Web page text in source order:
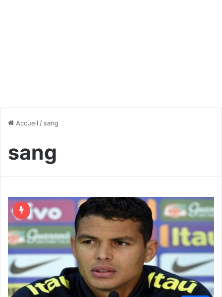
Accueil / sang
sang